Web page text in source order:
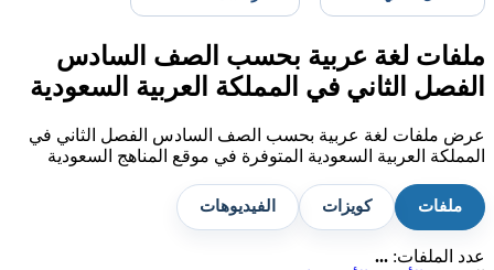
ملفات لغة عربية بحسب الصف السادس
الفصل الثاني في المملكة العربية السعودية
عرض ملفات لغة عربية بحسب الصف السادس الفصل الثاني في
المملكة العربية السعودية المتوفرة في موقع المناهج السعودية
ملفات كويزات الفيديوهات
عدد الملفات: ...